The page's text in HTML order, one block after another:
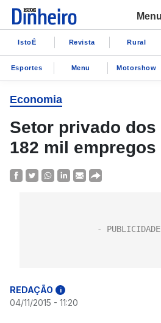
Menu
IstoÉ Revista Rural
Esportes Menu Motorshow
Economia
Setor privado dos
182 mil
REDAÇÃO i
04/11/2015 - 11:20